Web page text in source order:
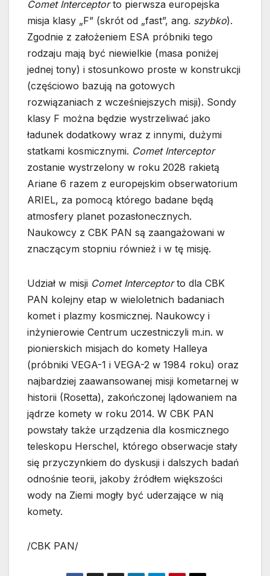
Comet Interceptorto pierwsza europejska
misja klasy „F” (skrót od „fast”, ang. szybko).
Zgodnie z założeniem ESA próbniki tego
rodzaju mają być niewielkie (masa poniżej
jednej tony) i stosunkowo proste w konstrukcji
(częściowo bazują na gotowych
rozwiązaniach z wcześniejszych misji). Sondy
klasy F można będzie wystrzeliwać jako
ładunek dodatkowy wraz z innymi, dużymi
statkami kosmicznymi. Comet Interceptor
zostanie wystrzelony w roku 2028 rakietą
Ariane 6 razem z europejskim obserwatorium
ARIEL, za pomocą którego badane będą
atmosfery planet pozasłonecznych.
Naukowcy z CBK PAN są zaangażowani w
znaczącym stopniu również i w tę misję.
Udział w misji Comet Interceptorto dla CBK
PAN kolejny etap w wieloletnich badaniach
komet i plazmy kosmicznej. Naukowcy i
inżynierowie Centrum uczestniczyli m.in. w
pionierskich misjach do komety Halleya
(próbniki VEGA-1 i VEGA-2 w 1984 roku) oraz
najbardziej zaawansowanej misji kometarnej w
historii (Rosetta), zakończonej lądowaniem na
jądrze komety w roku 2014. W CBK PAN
powstały także urządzenia dla kosmicznego
teleskopu Herschel, którego obserwacje stały
się przyczynkiem do dyskusji i dalszych badań
odnośnie teorii, jakoby źródłem większości
wody na Ziemi mogły być uderzające w nią
komety.
/CBK PAN/